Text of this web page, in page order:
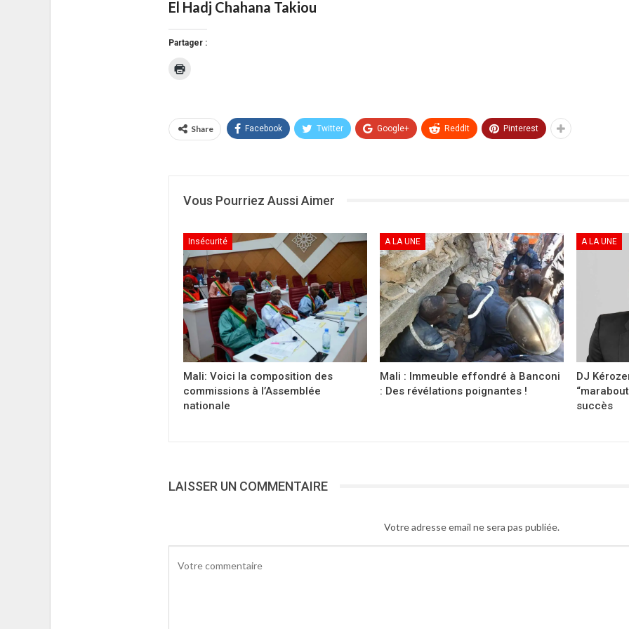
El Hadj Chahana Takiou
Partager :
fenêtre)
Share Facebook Twitter Google+ ReddIt Pinterest
Vous Pourriez Aussi Aimer
Insécurité
Mali: Voici la composition des
commissions à l’Assemblée
nationale
A LA UNE
Mali : Immeuble effondré à Banconi
: Des révélations poignantes !
A LA UNE
DJ
succès
LAISSER UN COMMENTAIRE
Votre adresse email ne sera pas publiée.